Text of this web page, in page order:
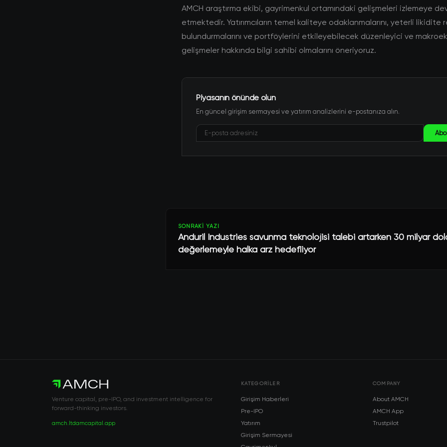
AMCH araştırma ekibi, gayrimenkul ortamındaki gelişmeleri izlemeye
etmektedir. Yatırımcıların temel kaliteye odaklanmalarını, yeterli likidite
bulundurmalarını ve portföylerini etkileyebilecek düzenleyici ve
gelişmeler hakkında bilgi sahibi olmalarını öneriyoruz.
Piyasanın önünde olun
En güncel girişim sermayesi ve yatırım analizlerini e-postanıza alın.
SONRAKI YAZI
Anduril Industries savunma teknolojisi talebi artarken 30 milyar
değerlemeyle halka arz hedefliyor
Venture capital, pre-IPO, and investment intelligence for
forward-thinking investors.
amch.ltdamcapital.app
KATEGORILER
Girişim Haberleri
Pre-IPO
Yatırım
Girişim Sermayesi
COMPANY
About AMCH
AMCH App
Trustpilot